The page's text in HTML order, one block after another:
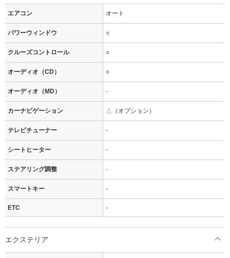
エアコン オート
パワーウィンドウ ○
クルーズコントロール ○
オーディオ（CD） ○
オーディオ（MD） -
カーナビゲーション △（オプション）
テレビチューナー -
シートヒーター -
ステアリング調整 -
スマートキー -
ETC -
エクステリア